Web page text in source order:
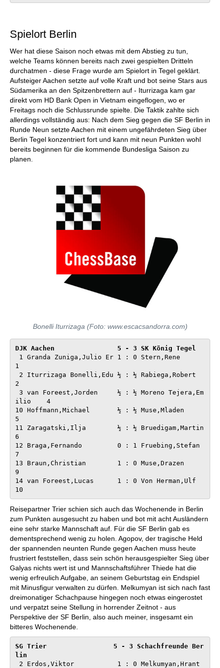
Spielort Berlin
Wer hat diese Saison noch etwas mit dem Abstieg zu tun,
welche Teams können bereits nach zwei gespielten Dritteln
durchatmen - diese Frage wurde am Spielort in Tegel geklärt.
Aufsteiger Aachen setzte auf volle Kraft und bot seine Stars aus
Südamerika an den Spitzenbrettern auf - Iturrizaga kam gar
direkt vom HD Bank Open in Vietnam eingeflogen, wo er
Freitags noch die Schlussrunde spielte. Die Taktik zahlte sich
allerdings vollständig aus: Nach dem Sieg gegen die SF Berlin in
Runde Neun setzte Aachen mit einem ungefährdeten Sieg über
Berlin Tegel konzentriert fort und kann mit neun Punkten wohl
bereits beginnen für die kommende Bundesliga Saison zu
planen.
Bonelli Iturrizaga (Foto: www.escacsandorra.com)
1
2
ilio    4
10 Hoffmann,Michael       ½ : ½ Muse,Mladen
5
11 Zaragatski,Ilja        ½ : ½ Bruedigam,Martin
6
12 Braga,Fernando         0 : 1 Fruebing,Stefan
7
13 Braun,Christian        1 : 0 Muse,Drazen
9
14 van Foreest,Lucas      1 : 0 Von Herman,Ulf
10
Reisepartner Trier schien sich auch das Wochenende in Berlin
zum Punkten ausgesucht zu haben und bot mit acht Ausländern
eine sehr starke Mannschaft auf. Für die SF Berlin gab es
dementsprechend wenig zu holen. Agopov, der tragische Held
der spannenden neunten Runde gegen Aachen muss heute
frustriert feststellen, dass sein schön herausgespielter Sieg über
Galyas nichts wert ist und Mannschaftsführer Thiede hat die
wenig erfreulich Aufgabe, an seinem Geburtstag ein Endspiel
mit Minusfigur verwalten zu dürfen. Melkumyan ist sich nach fast
dreimonatiger Schachpause hingegen noch etwas eingerostet
und verpatzt seine Stellung in horrender Zeitnot - aus
Perspektive der SF Berlin, also auch meiner, insgesamt ein
bitteres Wochenende.
SG Trier                 5 - 3 Schachfreunde Ber
lin